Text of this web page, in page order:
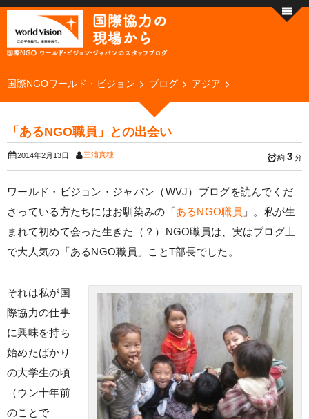
国際NGOワールド・ビジョン ブログ アジア
「あるNGO職員」との出会い
2014年2月13日 三浦真穂 約 3 分
ワールド・ビジョン・ジャパン（WVJ）ブログを読んでくだ
さっている方たちにはお馴染みの「あるNGO職員 」。私が生
まれて初めて会った生きた（？）NGO職員は、実はブログ上
で大人気の「あるNGO職員」ことT部長でした。
それは私が国
際協力の仕事
に興味を持ち
始めたばかり
の大学生の頃
（ウン十年前
のことで